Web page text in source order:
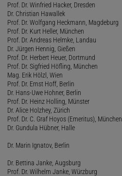
Prof. Dr. Winfried Hacker, Dresden
Dr. Christian Hawallek
Prof. Dr. Wolfgang Heckmann, Magdeburg
Prof. Dr. Kurt Heller, München
Prof. Dr. Andreas Helmke, Landau
Dr. Jürgen Hennig, Gießen
Prof. Dr. Herbert Heuer, Dortmund
Prof. Dr. Sigfried Höfling, München
Mag. Erik Hölzl, Wien
Prof. Dr. Ernst Hoff, Berlin
Dr. Hans-Uwe Hohner, Berlin
Prof. Dr. Heinz Holling, Münster
Dr. Alice Holzhey, Zürich
Prof. Dr. C. Graf Hoyos (Emeritus), München
Dr. Gundula Hübner, Halle
Dr. Marin Ignatov, Berlin
Dr. Bettina Janke, Augsburg
Prof. Dr. Wilhelm Janke, Würzburg